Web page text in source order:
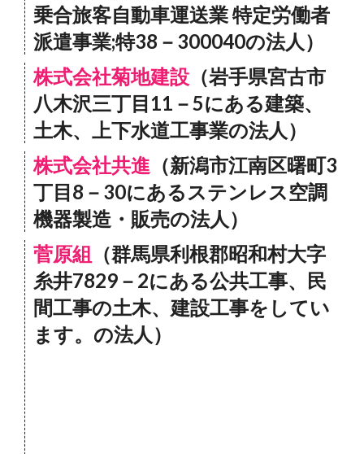
乗合旅客自動車運送業 特定労働者
派遣事業;特38－300040の法人）
株式会社菊地建設 （岩手県宮古市
八木沢三丁目11－5にある建築、
土木、上下水道工事業の法人）
株式会社共進 （新潟市江南区曙町3
丁目8－30にあるステンレス空調
機器製造・販売の法人）
菅原組 （群馬県利根郡昭和村大字
糸井7829－2にある公共工事、民
間工事の土木、建設工事をしてい
ます。の法人）